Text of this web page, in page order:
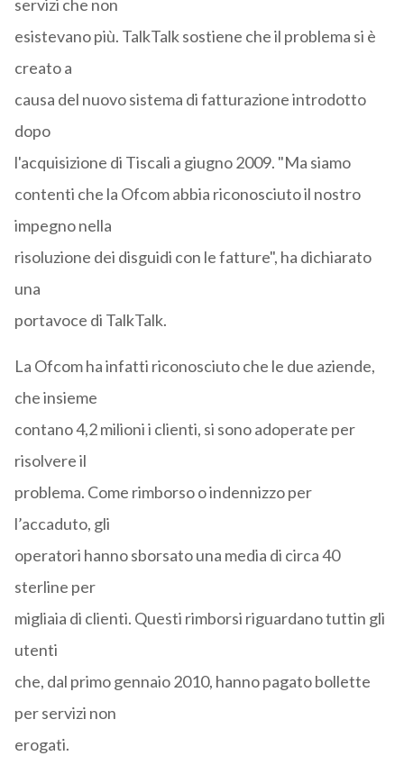
servizi che non
esistevano più. TalkTalk sostiene che il problema si è
creato a
causa del nuovo sistema di fatturazione introdotto
dopo
l'acquisizione di Tiscali a giugno 2009. "Ma siamo
contenti che la Ofcom abbia riconosciuto il nostro
impegno nella
risoluzione dei disguidi con le fatture", ha dichiarato
una
portavoce di TalkTalk.
La Ofcom ha infatti riconosciuto che le due aziende,
che insieme
contano 4,2 milioni i clienti, si sono adoperate per
risolvere il
problema. Come rimborso o indennizzo per
l’accaduto, gli
operatori hanno sborsato una media di circa 40
sterline per
migliaia di clienti. Questi rimborsi riguardano tuttin gli
utenti
che, dal primo gennaio 2010, hanno pagato bollette
per servizi non
erogati.